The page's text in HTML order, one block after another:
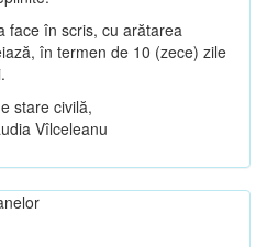
face în scris, cu arătarea
în termen de 10 (zece) zile
stare civilă,
Vîlceleanu